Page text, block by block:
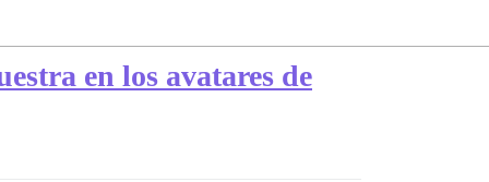
en los avatares de